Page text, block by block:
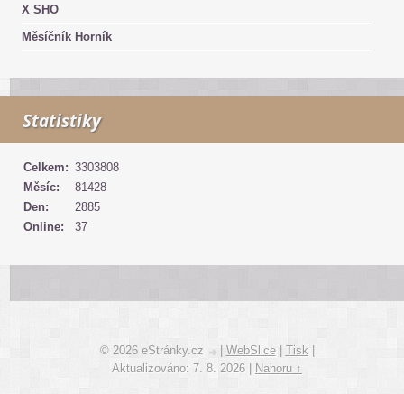
X SHO
Měsíčník Horník
Statistiky
Online: 37
Celkem: 3303808
Měsíc:
81428
Den:
2885
© 2026 eStránky.cz WebSlice Tisk
Aktualizováno: 7. 8. 2026
Nahoru ↑